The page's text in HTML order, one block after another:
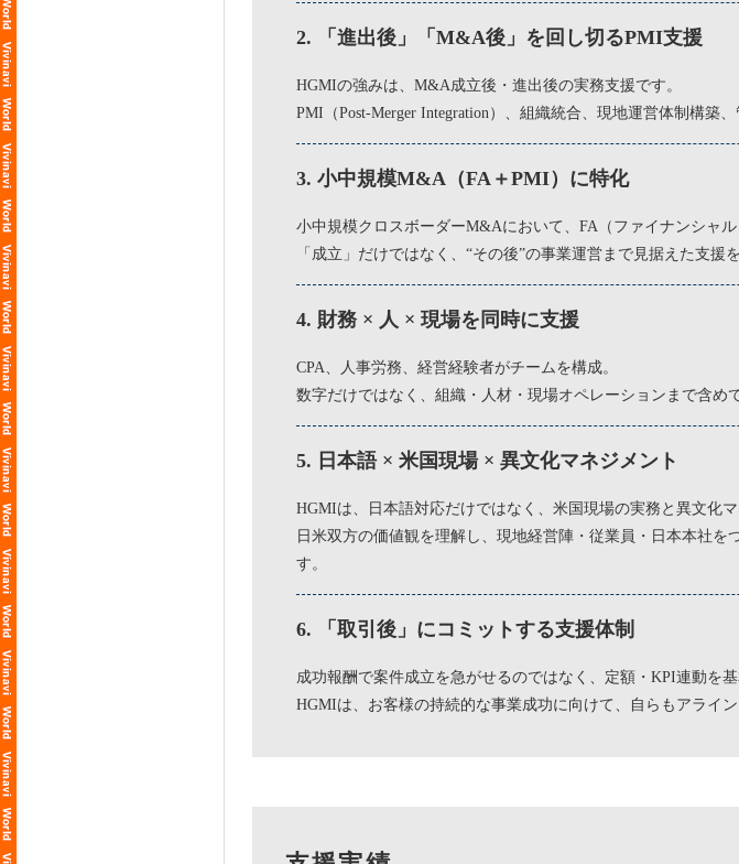
2. 「進出後」「M&A後」を回し切るPMI支援
HGMIの強みは、M&A成立後・進出後の実務支援です。
PMI（Post-Merger Integration）、組織統合、現地運営体制構築
3. 小中規模M&A（FA＋PMI）に特化
小中規模クロスボーダーM&Aにおいて、FA（ファイナンシャ
「成立」だけではなく、“その後”の事業運営まで見据えた支援
4. 財務 × 人 × 現場を同時に支援
CPA、人事労務、経営経験者がチームを構成。
数字だけではなく、組織・人材・現場オペレーションまで含め
5. 日本語 × 米国現場 × 異文化マネジメント
HGMIは、日本語対応だけではなく、米国現場の実務と異文化
日米双方の価値観を理解し、現地経営陣・従業員・日本本社
す。
6. 「取引後」にコミットする支援体制
成功報酬で案件成立を急がせるのではなく、定額・KPI連動を基
HGMIは、お客様の持続的な事業成功に向けて、自らもアライン